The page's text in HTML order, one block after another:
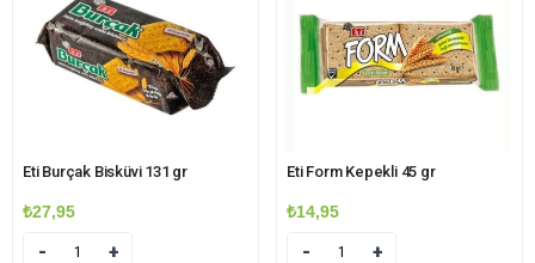
Eti Burçak Bisküvi 131 gr
₺27,95
Miktar
Eti Form Kepekli 45 gr
₺14,95
Miktar